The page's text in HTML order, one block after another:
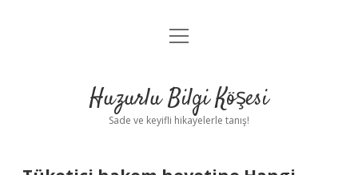
Anasayfa
Yasal Uyarı
menüyü
Huzurlu Bilgi Köşesi
Sade ve keyifli hikayelerle tanış!